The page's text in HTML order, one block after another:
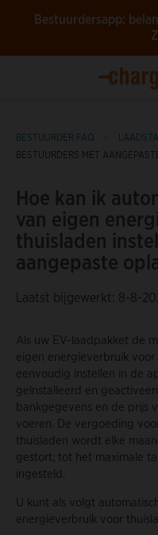
Bestuurdersapp:
BESTUURDER FAQ
BESTUURDERS MET
Hoe kan ik
van eigen
thuisladen
aangepaste
Laatst bijgewerkt: 8-8-
Als uw EV-laadpakket de
eigen energieverbruik
eenvoudig instellen in de
geïnstalleerd en
bankgegevens en de prijs
voeren. De vergoeding
thuisladen wordt elke
gestort, tot het maximale
ingesteld.
U kunt als volgt
energieverbruik voor